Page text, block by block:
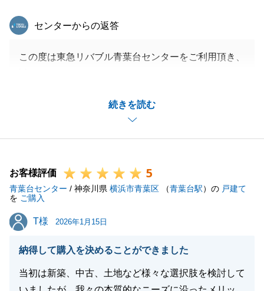
ます。
（金利・団信等）の細かな擦り合わせや、休業期間を
今後は、いただいたご指摘を真摯に受け止め、より一
を徹底してまいる所存です。
とや、改めてご相談されたいことがございましたら、
いつでもお気軽に溝ノ口センターまでご連絡くださ
今後とも末永いお付き合いを、どうぞよろしくお願い
続きを読む
東急リバブル
センターからの返答
この度は東急リバブル青葉台センターをご利用頂き、
協力のおかげでございます。
いつも迅速なご対応頂きありがとうございました。重
ねて御礼申し上げます。
今後も何か不動産のお困りごとなどございましたら、
お気軽にお声掛け頂ければと存じます。
この度は誠にありがとうございました。
閉じる
お客様評価 5
青葉台センター / 神奈川県 横浜市青葉区 （青葉台駅）の 戸建て
を ご購入
T様
T様 2026年1月15日
納得して購入を決めることができました
当初は新築、中古、土地など様々な選択肢を検討して